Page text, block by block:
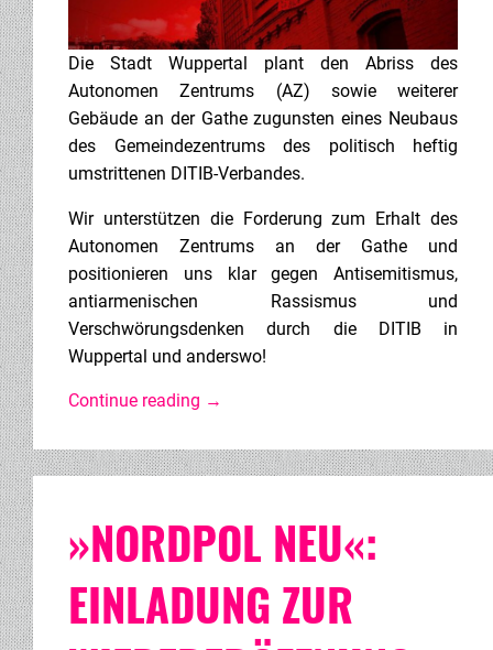
Die Stadt Wuppertal plant den Abriss des
Autonomen Zentrums (AZ) sowie weiterer
Gebäude an der Gathe zugunsten eines Neubaus
des Gemeindezentrums des politisch heftig
umstrittenen DITIB-Verbandes.
Wir unterstützen die Forderung zum Erhalt des
Autonomen Zentrums an der Gathe und
positionieren uns klar gegen Antisemitismus,
antiarmenischen Rassismus und
Verschwörungsdenken durch die DITIB in
Wuppertal und anderswo!
Continue reading →
»NORDPOL NEU«:
EINLADUNG ZUR